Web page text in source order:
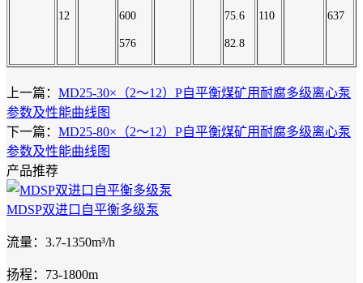
12 600
576
75.6
82.8
110 637
上一篇： MD25-30×（2～12）P自平衡煤矿用耐腐多级离心泵
参数及性能曲线图
下一篇： MD25-80×（2～12）P自平衡煤矿用耐腐多级离心泵
参数及性能曲线图
产品推荐
MDSP双进口自平衡多级泵
流量：3.7-1350m³/h
扬程：73-1800m